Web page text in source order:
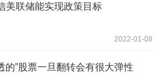
美联储能实现政策目标
2022-01-08
的”股票一旦翻转会有很大弹性